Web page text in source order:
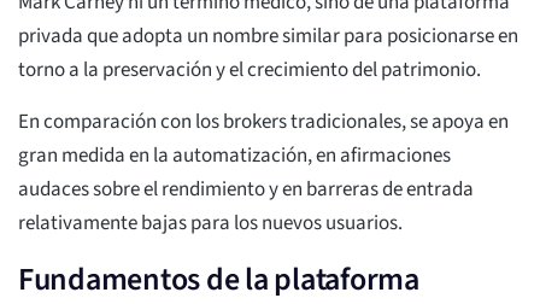
privada que adopta un nombre similar para posicionarse en
torno a la preservación y el crecimiento del patrimonio.
En comparación con los brokers tradicionales, se apoya en
gran medida en la automatización, en afirmaciones
audaces sobre el rendimiento y en barreras de entrada
relativamente bajas para los nuevos usuarios.
Fundamentos de la plataforma